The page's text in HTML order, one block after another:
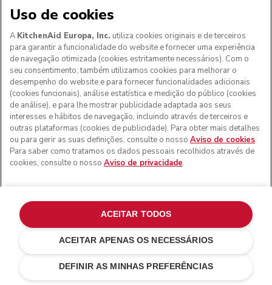
€ 869,00
Uso de cookies
A KitchenAid Europa, Inc. utiliza cookies originais e de terceiros
para garantir a funcionalidade do website e fornecer uma experiência
de navegação otimizada (cookies estritamente necessários). Com o
seu consentimento, também utilizamos cookies para melhorar o
desempenho do website e para fornecer funcionalidades adicionais
(cookies funcionais), análise estatística e medição do público (cookies
de análise), e para lhe mostrar publicidade adaptada aos seus
interesses e hábitos de navegação, incluindo através de terceiros e
outras plataformas (cookies de publicidade). Para obter mais detalhes
ou para gerir as suas definições, consulte o nosso Aviso de cookies.
Para saber como tratamos os dados pessoais recolhidos através de
cookies, consulte o nosso Aviso de privacidade.
DEFINIR AS MINHAS PREFERÊNCIAS
ACEITAR APENAS OS NECESSÁRIOS
ACEITAR TODOS